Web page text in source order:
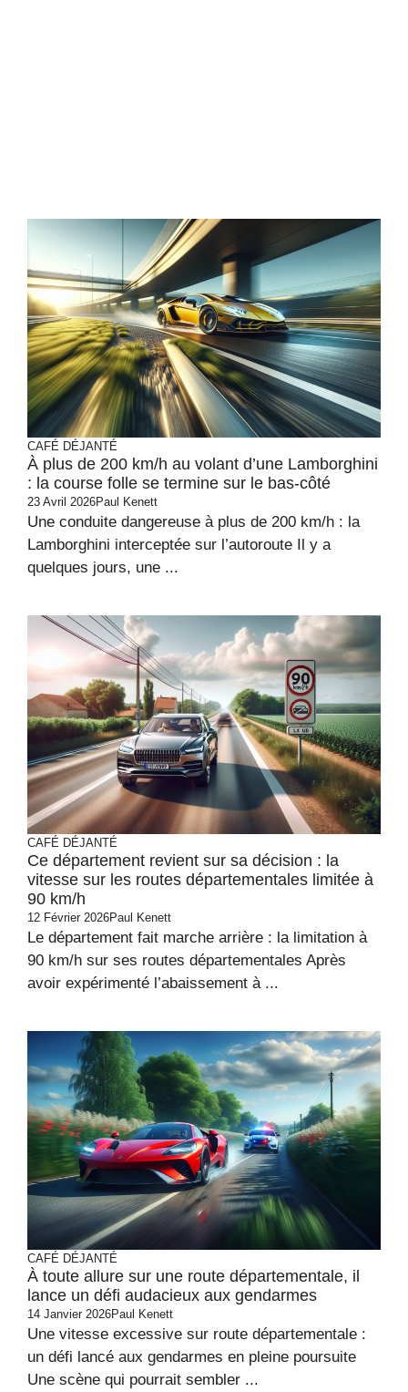
CAFÉ DÉJANTÉ
À plus de 200 km/h au volant d’une Lamborghini
: la course folle se termine sur le bas-côté
23 Avril 2026Paul Kenett
Une conduite dangereuse à plus de 200 km/h : la
Lamborghini interceptée sur l’autoroute Il y a
quelques jours, une ...
CAFÉ DÉJANTÉ
Ce département revient sur sa décision : la
vitesse sur les routes départementales limitée à
90 km/h
12 Février 2026Paul Kenett
Le département fait marche arrière : la limitation à
90 km/h sur ses routes départementales Après
avoir expérimenté l’abaissement à ...
CAFÉ DÉJANTÉ
À toute allure sur une route départementale, il
lance un défi audacieux aux gendarmes
14 Janvier 2026Paul Kenett
Une vitesse excessive sur route départementale :
un défi lancé aux gendarmes en pleine poursuite
Une scène qui pourrait sembler ...